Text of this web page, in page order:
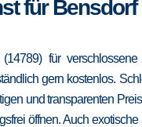
für
für
gern kostenlos.
und transparenten
öffnen. Auch